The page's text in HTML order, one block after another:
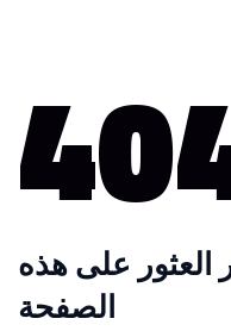
العثور على هذه
الصفحة